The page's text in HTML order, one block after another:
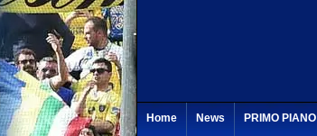
Home News PRIMO PIANO